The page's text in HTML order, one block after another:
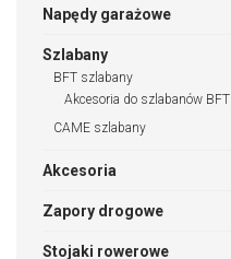
Napędy garażowe
Szlabany
BFT szlabany
Akcesoria do szlabanów BFT
CAME szlabany
Akcesoria
Zapory drogowe
Stojaki rowerowe